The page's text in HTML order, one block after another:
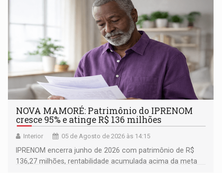
NOVA MAMORÉ: Patrimônio do IPRENOM
cresce 95% e atinge R$ 136 milhões
Interior 05 de Agosto de 2026 às 14:15
IPRENOM encerra junho de 2026 com patrimônio de R$
136,27 milhões, rentabilidade acumulada acima da meta